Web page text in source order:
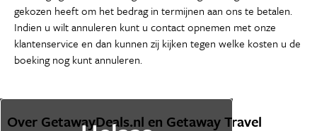
gekozen heeft om het bedrag in termijnen aan ons te betalen.
Indien u wilt annuleren kunt u contact opnemen met onze
klantenservice en dan kunnen zij kijken tegen welke kosten u de
boeking nog kunt annuleren.
Over GetawayDeals.nl en Getaway Travel